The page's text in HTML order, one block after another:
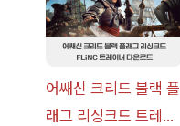
어쌔신 크리드 블랙 플
래그 리싱크드 트레이